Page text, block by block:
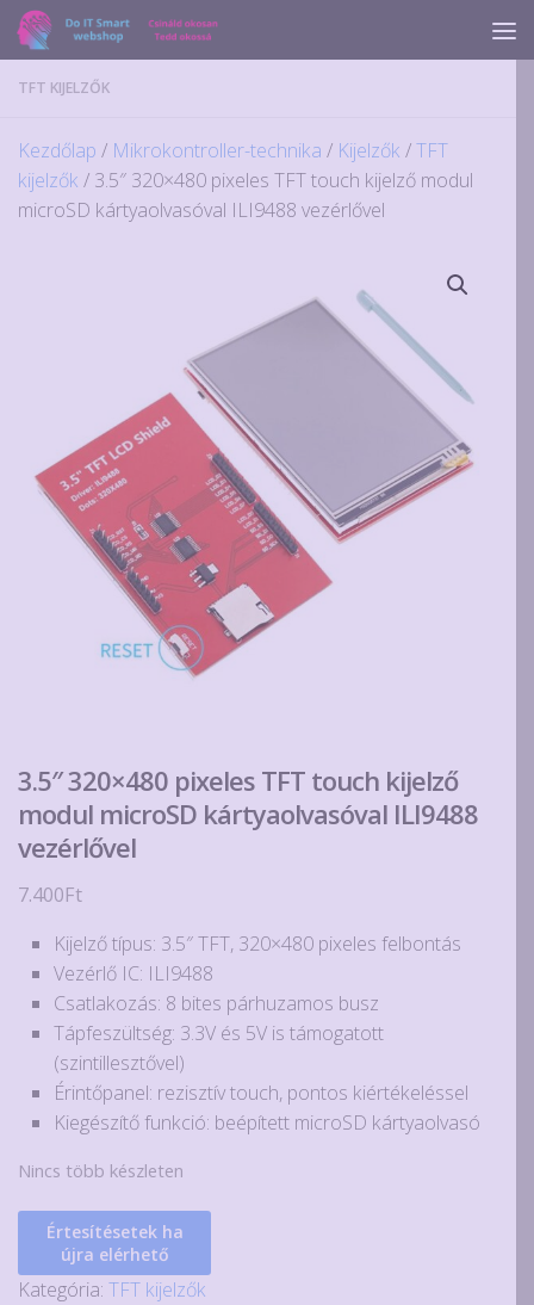
Skip to content
TFT KIJELZŐK
Kezdőlap / Mikrokontroller-technika / Kijelzők /TFT
kijelzők / 3.5″ 320×480 pixeles TFT touch kijelző modul
microSD kártyaolvasóval ILI9488 vezérlővel
3.5″ 320×480 pixeles TFT touch kijelző
modul microSD kártyaolvasóval ILI9488
vezérlővel
7.400Ft
Kijelző típus: 3.5″ TFT, 320×480 pixeles felbontás
Vezérlő IC: ILI9488
Csatlakozás: 8 bites párhuzamos busz
Tápfeszültség: 3.3V és 5V is támogatott
(szintillesztővel)
Érintőpanel: rezisztív touch, pontos kiértékeléssel
Kiegészítő funkció: beépített microSD kártyaolvasó
Nincs több készleten
Értesítésetek ha
újra elérhető
Kategória: TFT kijelzők